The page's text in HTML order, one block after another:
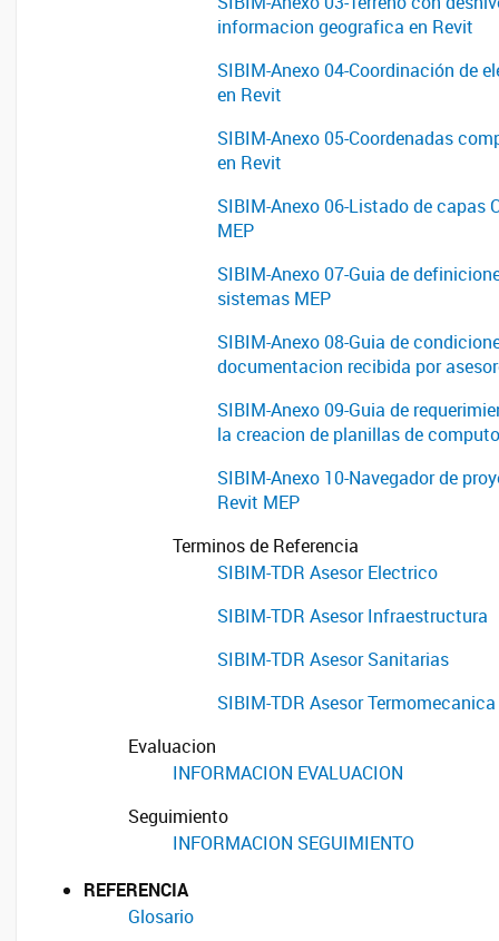
informacion geografica en Revit
SIBIM-Anexo 04-Coordinación de
en Revit
SIBIM-Anexo 05-Coordenadas
en Revit
SIBIM-Anexo 06-Listado de capas
MEP
SIBIM-Anexo 07-Guia de
sistemas MEP
SIBIM-Anexo 08-Guia de
documentacion recibida por
SIBIM-Anexo 09-Guia de
la creacion de planillas de
SIBIM-Anexo 10-Navegador de
Revit MEP
Terminos de Referencia
SIBIM-TDR Asesor Electrico
SIBIM-TDR Asesor Infraestructura
SIBIM-TDR Asesor Sanitarias
SIBIM-TDR Asesor Termomecanica
Evaluacion
INFORMACION EVALUACION
Seguimiento
INFORMACION SEGUIMIENTO
REFERENCIA
Glosario